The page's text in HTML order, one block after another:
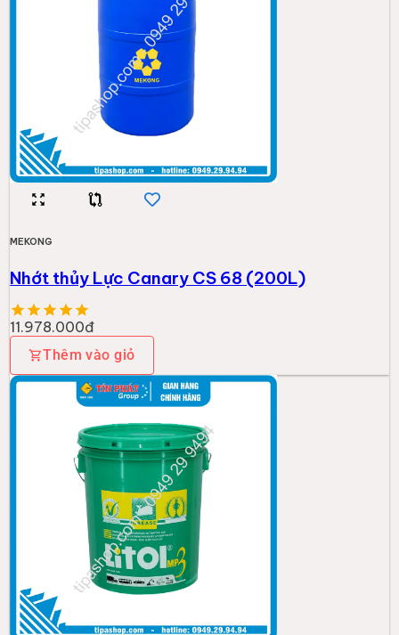
MEKONG
Nhớt thủy Lực Canary CS 68 (200L)
11.978.000đ
Thêm vào giỏ